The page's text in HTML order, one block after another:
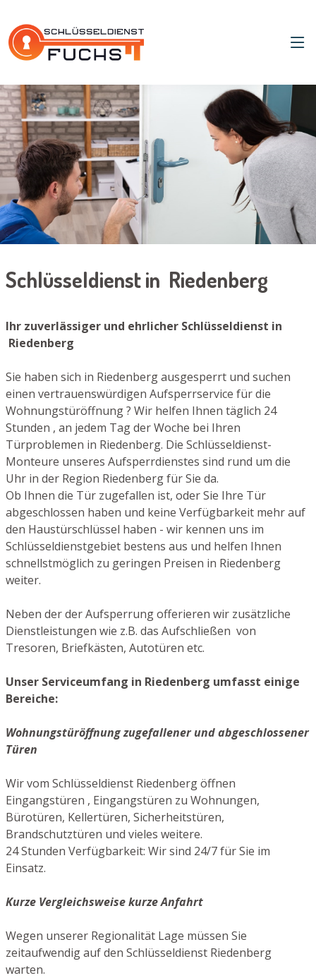
Schlüsseldienst in Riedenberg
Ihr zuverlässiger und ehrlicher Schlüsseldienst in
Riedenberg
Sie haben sich in Riedenberg ausgesperrt und suchen
einen vertrauenswürdigen Aufsperrservice für die
Wohnungstüröffnung ? Wir helfen Ihnen täglich 24
Stunden , an jedem Tag der Woche bei Ihren
Türproblemen in Riedenberg. Die Schlüsseldienst-
Monteure unseres Aufsperrdienstes sind rund um die
Uhr in der Region Riedenberg für Sie da.
Ob Ihnen die Tür zugefallen ist, oder Sie Ihre Tür
abgeschlossen haben und keine Verfügbarkeit mehr auf
den Haustürschlüssel haben - wir kennen uns im
Schlüsseldienstgebiet bestens aus und helfen Ihnen
schnellstmöglich zu geringen Preisen in Riedenberg
weiter.
Neben der der Aufsperrung offerieren wir zusätzliche
Dienstleistungen wie z.B. das Aufschließen von
Tresoren, Briefkästen, Autotüren etc.
Unser Serviceumfang in Riedenberg umfasst einige
Bereiche:
Wohnungstüröffnung zugefallener und abgeschlossener
Türen
Wir vom Schlüsseldienst Riedenberg öffnen
Eingangstüren , Eingangstüren zu Wohnungen,
Bürotüren, Kellertüren, Sicherheitstüren,
Brandschutztüren und vieles weitere.
24 Stunden Verfügbarkeit: Wir sind 24/7 für Sie im
Einsatz.
Kurze Vergleichsweise kurze Anfahrt
Wegen unserer Regionalität Lage müssen Sie
zeitaufwendig auf den Schlüsseldienst Riedenberg
warten.